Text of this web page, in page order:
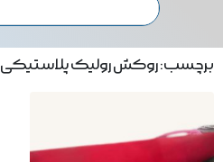
برچسب: روکش رولیک پلاستیکی